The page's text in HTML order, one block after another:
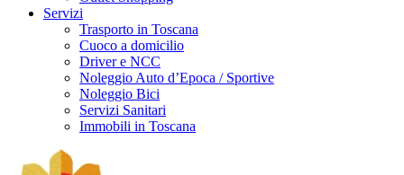
Servizi
Trasporto in Toscana
Cuoco a domicilio
Driver e NCC
Noleggio Auto d’Epoca / Sportive
Noleggio Bici
Servizi Sanitari
Immobili in Toscana